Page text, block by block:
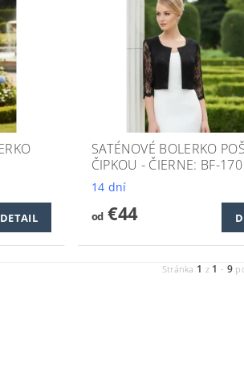
DETAIL
SATÉNOVÉ BOLERKO
ČIPKOU - ČIERNE: BF-170
14 dní
od€44
Stránka 1 z 1 - 9